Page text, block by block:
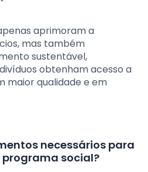
aprimoram a
mas também
sustentável,
obtenham acesso a
maior qualidade e em
necessários para
programa social?